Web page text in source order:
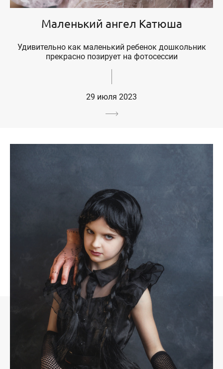
Маленький ангел Катюша
Удивительно как маленький ребенок дошкольник
прекрасно позирует на фотосессии
29 июля 2023